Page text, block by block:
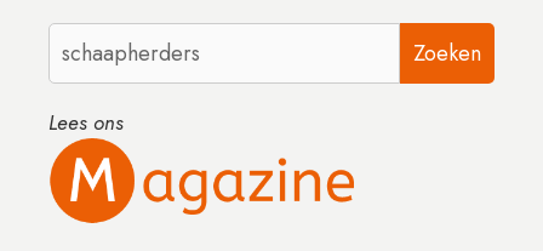
Zoeken
Lees ons